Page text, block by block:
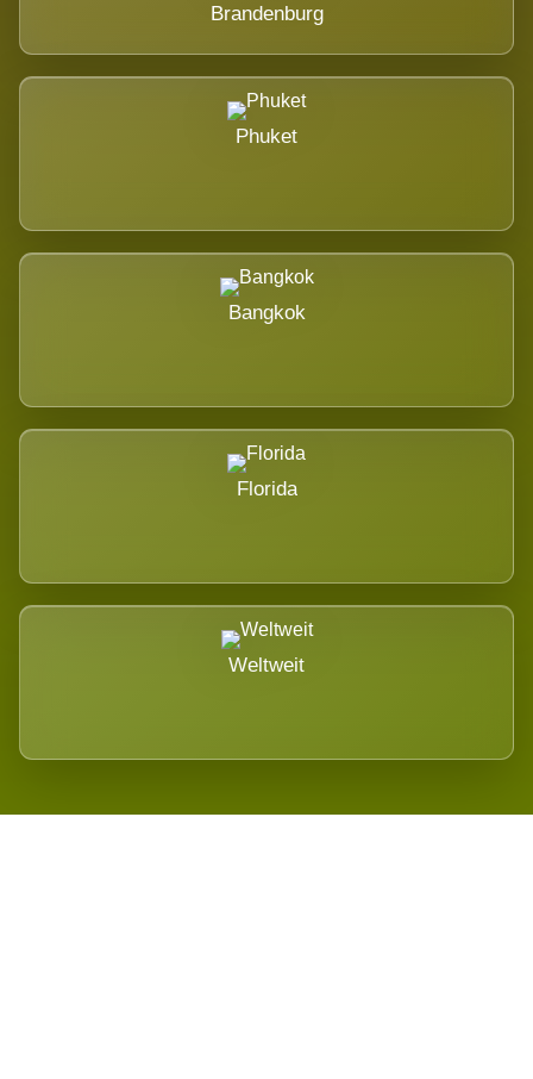
Brandenburg
Phuket
Bangkok
Florida
Weltweit